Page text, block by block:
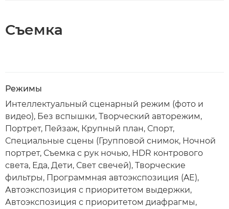
Съемка
Режимы
Интеллектуальный сценарный режим (фото и
видео), Без вспышки, Творческий авторежим,
Портрет, Пейзаж, Крупный план, Спорт,
Специальные сцены (Групповой снимок, Ночной
портрет, Съемка с рук ночью, HDR контрового
света, Еда, Дети, Свет свечей), Творческие
фильтры, Программная автоэкспозиция (AE),
Автоэкспозиция с приоритетом выдержки,
Автоэкспозиция с приоритетом диафрагмы,